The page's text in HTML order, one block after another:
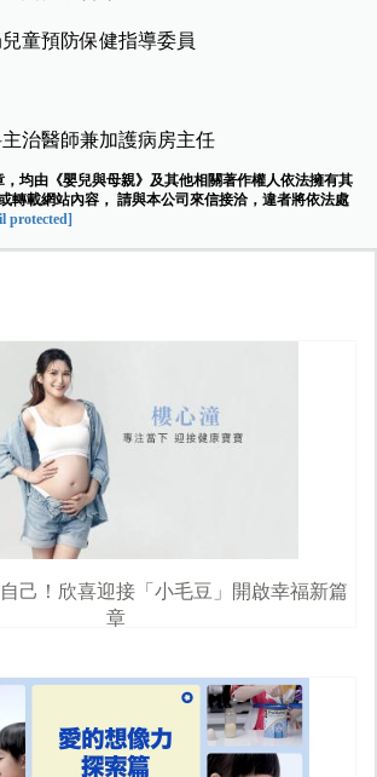
童預防保健指導委員
治醫師兼加護病房主任
均由《嬰兒與母親》及其他相關著作權人依法擁有其
轉載網站內容， 請與本公司來信接洽，違者將依法處
protected]
己！欣喜迎接「小毛豆」開啟幸福新篇
章